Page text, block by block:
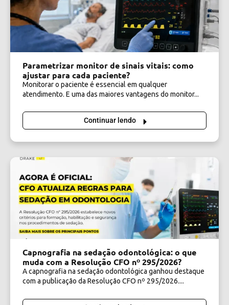
Parametrizar monitor de sinais vitais: como
ajustar para cada paciente?
Monitorar o paciente é essencial em qualquer
atendimento. E uma das maiores vantagens do monitor...
Continuar lendo
Capnografia na sedação odontológica: o que
muda com a Resolução CFO nº 295/2026?
A capnografia na sedação odontológica ganhou destaque
com a publicação da Resolução CFO nº 295/2026....